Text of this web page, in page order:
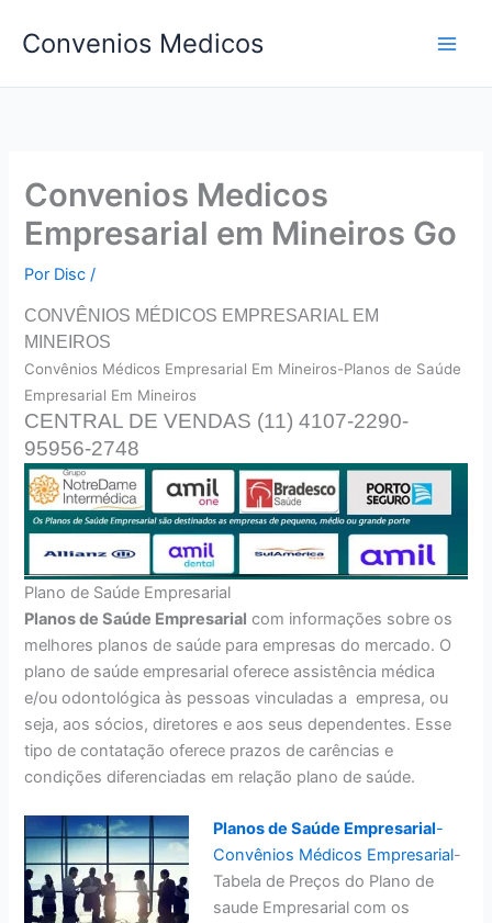
para
conteúdo
Convenios Medicos
Convenios Medicos
Empresarial em Mineiros Go
Por Disc/
CONVÊNIOS MÉDICOS EMPRESARIAL EM
MINEIROS
Convênios Médicos Empresarial Em Mineiros-Planos de Saúde
Empresarial Em Mineiros
CENTRAL DE VENDAS (11) 4107-2290-
95956-2748
Plano de Saúde Empresarial
Planos de Saúde Empresarial com informações sobre os
melhores planos de saúde para empresas do mercado. O
plano de saúde empresarial oferece assistência médica
e/ou odontológica às pessoas vinculadas a empresa, ou
seja, aos sócios, diretores e aos seus dependentes. Esse
tipo de contatação oferece prazos de carências e
condições diferenciadas em relação plano de saúde.
Planos de Saúde Empresarial-
Convênios Médicos Empresarial-
Tabela de Preços do Plano de
saude Empresarial com os